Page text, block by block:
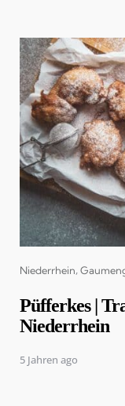
Categories
Niederrhein
Püfferkes |
Niederrhein
5 Jahren ago